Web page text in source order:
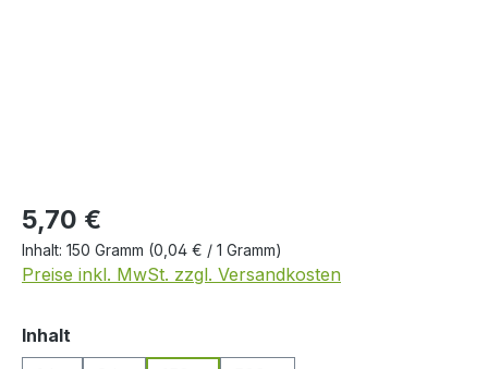
Regulärer Preis:
5,70 €
Inhalt: 150 Gramm (0,04 € / 1 Gramm)
Preise inkl. MwSt. zzgl. Versandkosten
Inhalt